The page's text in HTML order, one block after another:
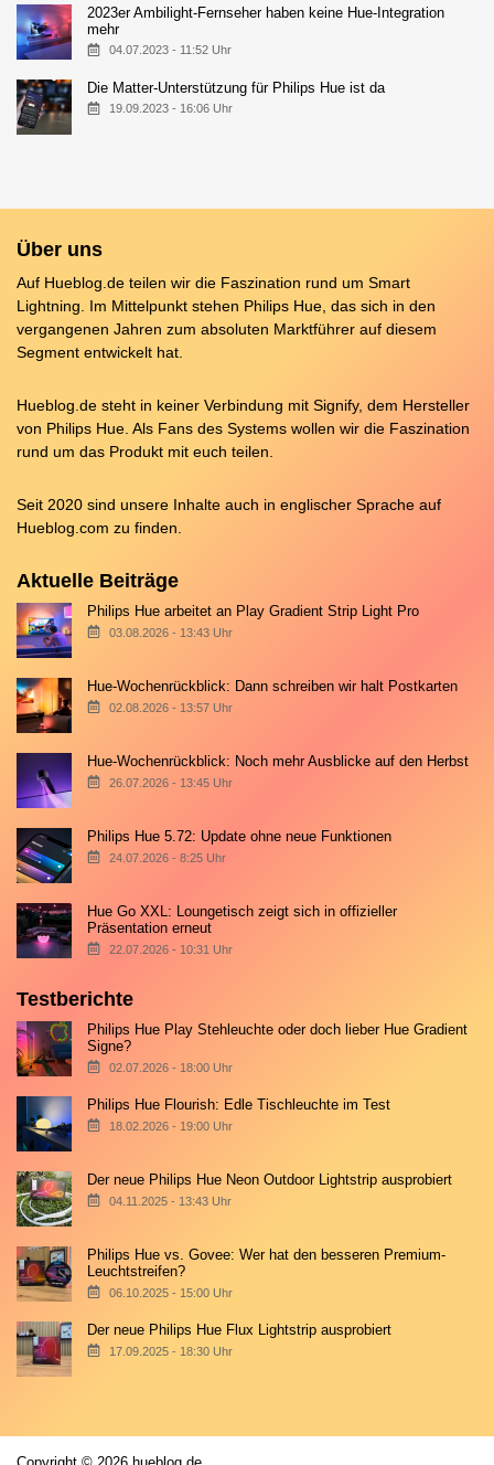
2023er Ambilight-Fernseher haben keine Hue-Integration
mehr
04.07.2023 - 11:52 Uhr
Die Matter-Unterstützung für Philips Hue ist da
19.09.2023 - 16:06 Uhr
Über uns
Auf Hueblog.de teilen wir die Faszination rund um Smart
Lightning. Im Mittelpunkt stehen Philips Hue, das sich in den
vergangenen Jahren zum absoluten Marktführer auf diesem
Segment entwickelt hat.
Hueblog.de steht in keiner Verbindung mit Signify, dem Hersteller
von Philips Hue. Als Fans des Systems wollen wir die Faszination
rund um das Produkt mit euch teilen.
Seit 2020 sind unsere Inhalte auch in englischer Sprache auf
Hueblog.com zu finden.
Aktuelle Beiträge
Philips Hue arbeitet an Play Gradient Strip Light Pro
03.08.2026 - 13:43 Uhr
Hue-Wochenrückblick: Dann schreiben wir halt Postkarten
02.08.2026 - 13:57 Uhr
Hue-Wochenrückblick: Noch mehr Ausblicke auf den Herbst
26.07.2026 - 13:45 Uhr
Philips Hue 5.72: Update ohne neue Funktionen
24.07.2026 - 8:25 Uhr
Hue Go XXL: Loungetisch zeigt sich in offizieller
Präsentation erneut
22.07.2026 - 10:31 Uhr
Testberichte
Philips Hue Play Stehleuchte oder doch lieber Hue Gradient
Signe?
02.07.2026 - 18:00 Uhr
Philips Hue Flourish: Edle Tischleuchte im Test
18.02.2026 - 19:00 Uhr
Der neue Philips Hue Neon Outdoor Lightstrip ausprobiert
04.11.2025 - 13:43 Uhr
Philips Hue vs. Govee: Wer hat den besseren Premium-
Leuchtstreifen?
06.10.2025 - 15:00 Uhr
Der neue Philips Hue Flux Lightstrip ausprobiert
17.09.2025 - 18:30 Uhr